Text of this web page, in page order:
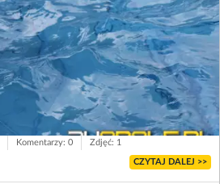
Komentarzy: 0 Zdjęć: 1
CZYTAJ DALEJ >>